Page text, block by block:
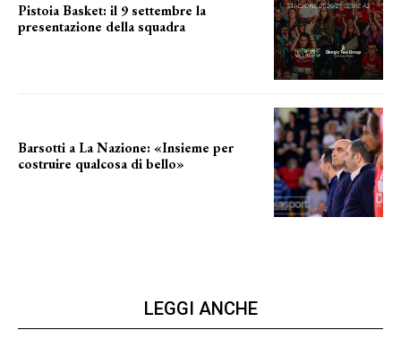
Pistoia Basket: il 9 settembre la
presentazione della squadra
Barsotti a La Nazione: «Insieme per
costruire qualcosa di bello»
LEGGI ANCHE